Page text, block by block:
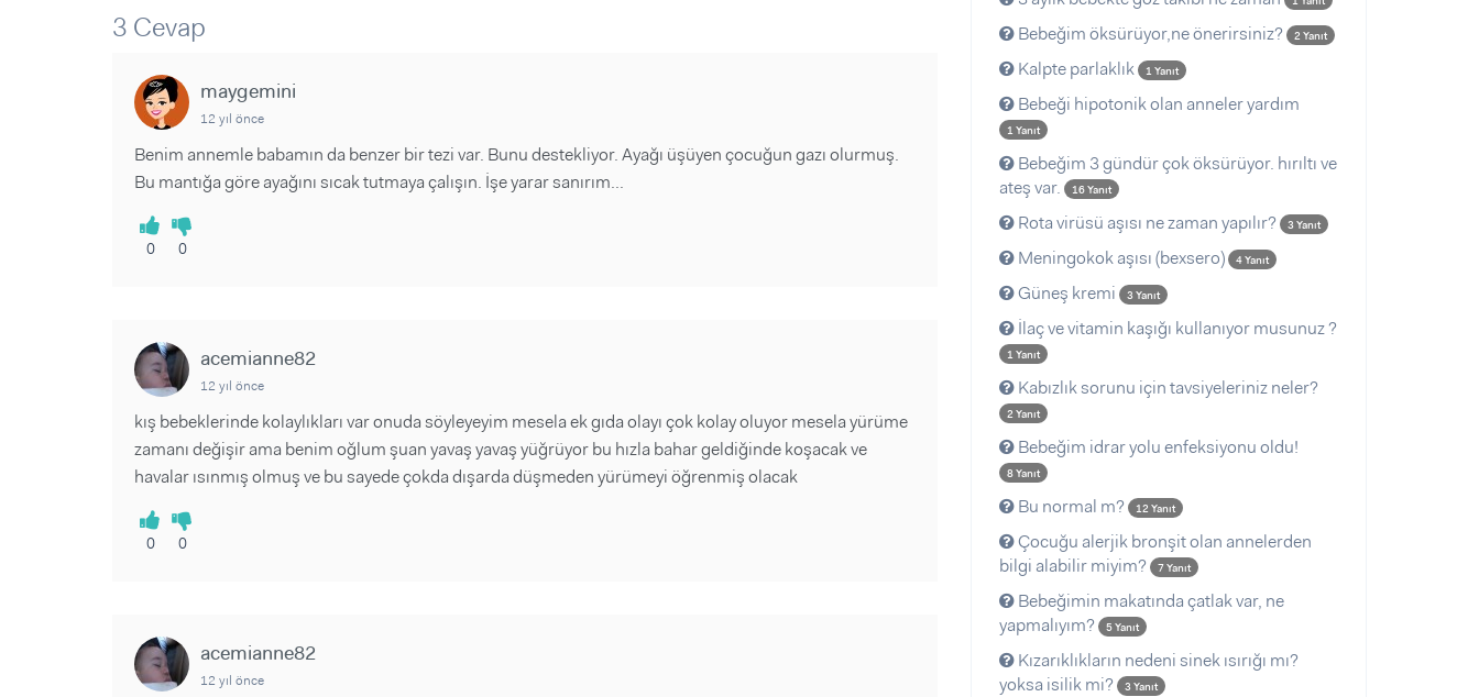
Makaleler
Videolar
3 Cevap
maygemini
12 yıl önce
Benim annemle babamın da benzer bir tezi var. Bunu destekliyor. Ayağı üşüyen çocuğun gazı olurmuş.
Bu mantığa göre ayağını sıcak tutmaya çalışın. İşe yarar sanırım...
0 0
acemianne82
12 yıl önce
kış bebeklerinde kolaylıkları var onuda söyleyeyim mesela ek gıda olayı çok kolay oluyor mesela yürüme
zamanı değişir ama benim oğlum şuan yavaş yavaş yüğrüyor bu hızla bahar geldiğinde koşacak ve
havalar ısınmış olmuş ve bu sayede çokda dışarda düşmeden yürümeyi öğrenmiş olacak
0 0
acemianne82
12 yıl önce
Bebeğim öksürüyor,ne önerirsiniz? 2 Yanıt
Kalpte parlaklık 1 Yanıt
Bebeği hipotonik olan anneler yardım
1 Yanıt
Bebeğim 3 gündür çok öksürüyor. hırıltı ve
ateş var.
16 Yanıt
Rota virüsü aşısı ne zaman yapılır? 3 Yanıt
Meningokok aşısı (bexsero) 4 Yanıt
Güneş kremi 3 Yanıt
İlaç ve vitamin kaşığı kullanıyor musunuz ?
1 Yanıt
Kabızlık sorunu için tavsiyeleriniz neler?
2 Yanıt
Bebeğim idrar yolu enfeksiyonu oldu!
8 Yanıt
Bu normal m? 12 Yanıt
Çocuğu alerjik bronşit olan annelerden
bilgi alabilir miyim?
7 Yanıt
Bebeğimin makatında çatlak var, ne
yapmalıyım?
5 Yanıt
Kızarıklıkların nedeni sinek ısırığı mı?
yoksa isilik mi?
3 Yanıt